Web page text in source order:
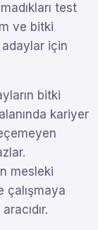
test
ve bitki
için
bitki
kariyer
mesleki
çalışmaya